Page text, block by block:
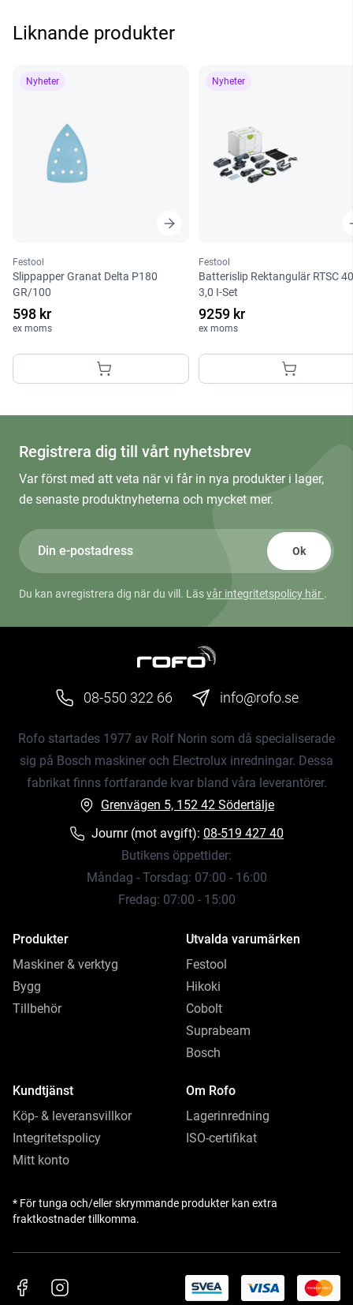
Liknande produkter
Nyheter
Festool
Slippapper Granat Delta P180
GR/100
598 kr
ex moms
Nyheter
Festool
Batterislip Rektangulär RTSC
3,0 I-Set
9259 kr
ex moms
Registrera dig till vårt nyhetsbrev
Var först med att veta när vi får in nya produkter i lager,
de senaste produktnyheterna och mycket mer.
Ok
Du kan avregistrera dig när du vill. Läsvår integritetspolicy här .
08-550 322 66 info@rofo.se
Rofo startades 1977 av Rolf Norin som då specialiserade
sig på Bosch maskiner och Electrolux inredningar. Dessa
fabrikat finns fortfarande kvar bland våra leverantörer.
Grenvägen 5, 152 42 Södertälje
Journr (mot avgift): 08-519 427 40
Butikens öppettider:
Måndag - Torsdag: 07:00 - 16:00
Fredag: 07:00 - 15:00
Produkter
Maskiner & verktyg
Bygg
Tillbehör
Utvalda varumärken
Festool
Hikoki
Cobolt
Suprabeam
Bosch
Kundtjänst
Köp- & leveransvillkor
Integritetspolicy
Mitt konto
Om Rofo
Lagerinredning
ISO-certifikat
* För tunga och/eller skrymmande produkter kan extra
fraktkostnader tillkomma.